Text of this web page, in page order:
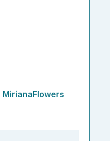
MirianaFlowers